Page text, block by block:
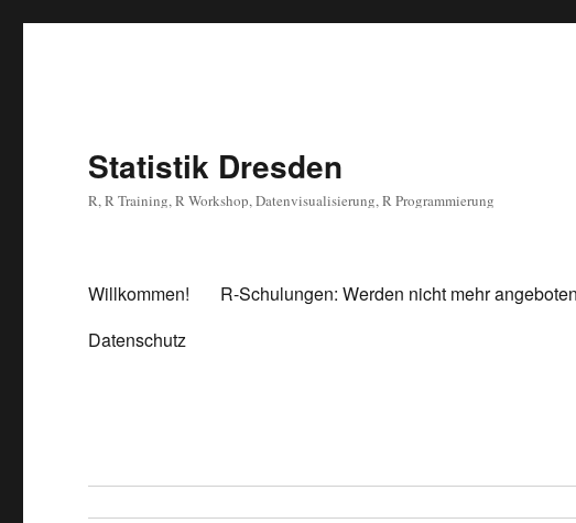
Statistik Dresden
R, R Training, R Workshop, Datenvisualisierung, R Programmierung
Willkommen! R-Schulungen: Werden nicht mehr
Datenschutz